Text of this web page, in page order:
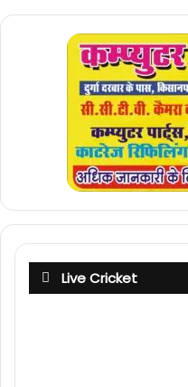
Live Cricket